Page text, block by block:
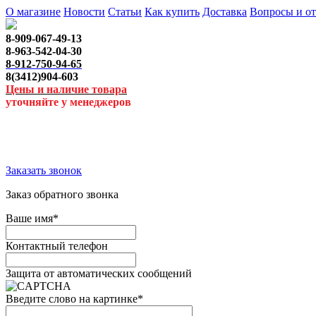
О магазине Новости Статьи Как купить Доставка Вопросы и
8-909-067-49-13
8-963-542-04-30
8-912-750-94-65
8(3412)904-603
Цены и наличие товара
уточняйте у менеджеров
Заказать звонок
Заказ обратного звонка
Ваше имя*
Контактный телефон
Защита от автоматических сообщений
Введите слово на картинке*